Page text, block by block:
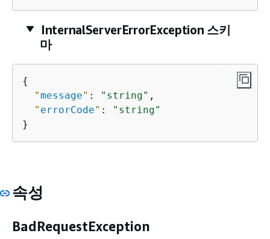
InternalServerErrorException 스키
마
{
"message" : "string" ,
" errorCode" :
"string"
}
속성
BadRequestException